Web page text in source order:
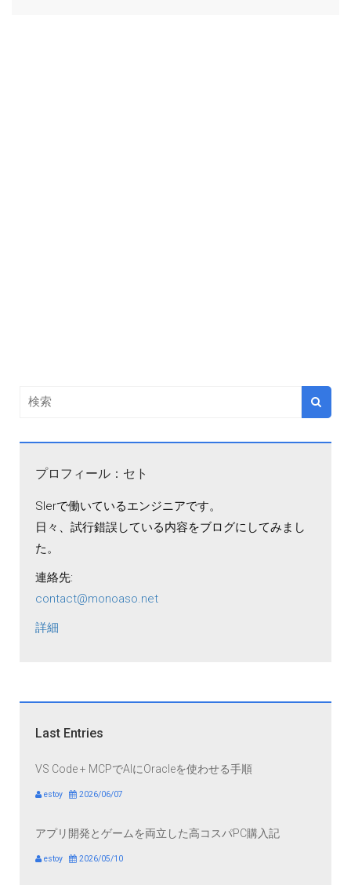
プロフィール：セト
SIerで働いているエンジニアです。
日々、試行錯誤している内容をブログにしてみまし
た。
連絡先:
contact@monoaso.net
詳細
Last Entries
VS Code + MCPでAIにOracleを使わせる手順
estoy 2026/06/07
アプリ開発とゲームを両立した高コスパPC購入記
estoy 2026/05/10